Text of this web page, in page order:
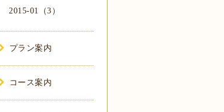
2015-01（3）
プラン案内
コース案内